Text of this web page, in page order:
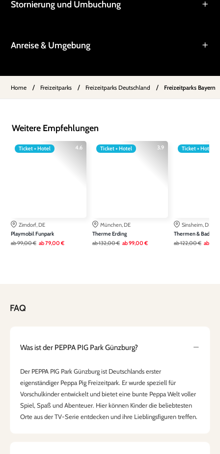
Stornierung und Umbuchung
Anreise & Umgebung
Home / Freizeitparks / Freizeitparks Deutschland / Freizeitparks Bayern
Weitere Empfehlungen
4.6
Ticket + Hotel
Zirndorf, DE
Playmobil Funpark
ab99,00 € ab79,00 €
3.9
Ticket + Hotel
München, DE
Therme Erding
ab132,00 € ab99,00 €
Ticket + Hotel
Sinsheim, DE
Thermen &
ab122,00 € ab
FAQ
Was ist der PEPPA PIG Park Günzburg?
Der PEPPA PIG Park Günzburg ist Deutschlands erster
eigenständiger Peppa Pig Freizeitpark. Er wurde speziell für
Vorschulkinder entwickelt und bietet eine bunte Peppa Welt voller
Spiel, Spaß und Abenteuer. Hier können Kinder die beliebtesten
Orte aus der TV-Serie entdecken und ihre Lieblingsfiguren treffen.